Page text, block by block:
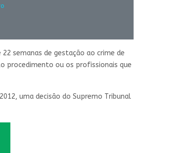
semanas de gestação ao crime de
procedimento ou os profissionais que
uma decisão do Supremo Tribunal